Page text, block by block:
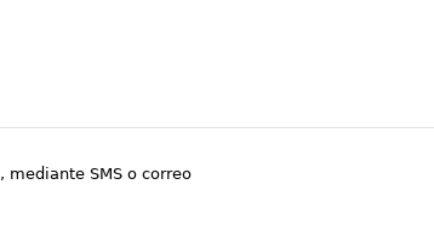
, mediante SMS o correo